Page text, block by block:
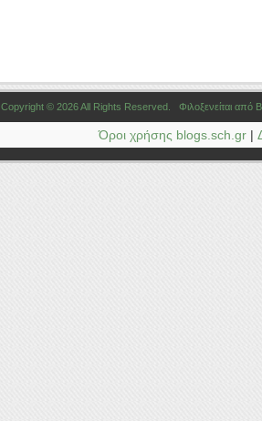
Copyright © 2026 All Rights Reserved. Φιλοξενείται από
Όροι χρήσης blogs.sch.gr|